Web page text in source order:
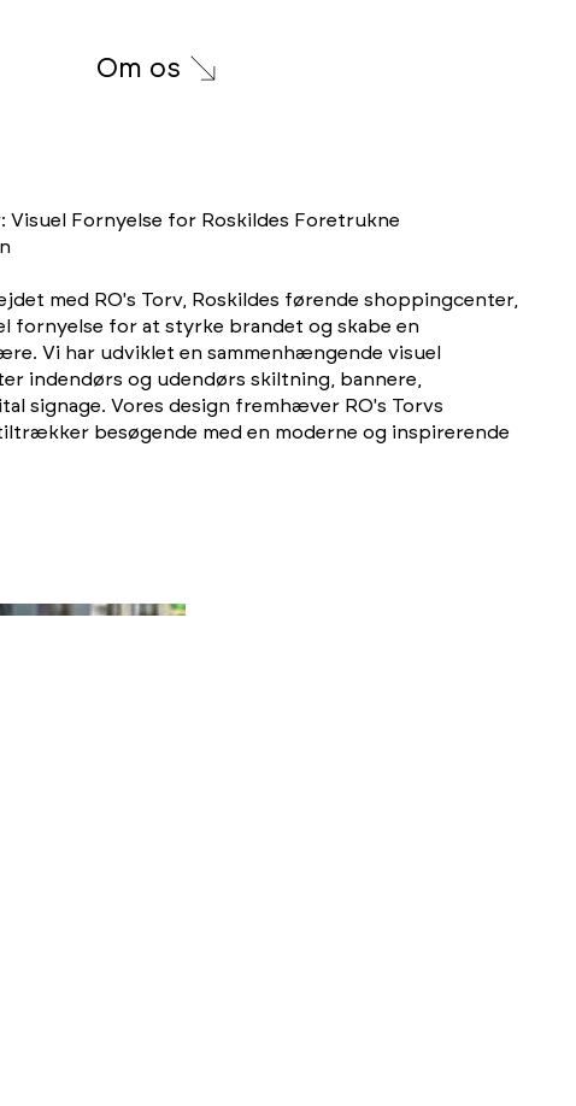
Om os
Visuel Fornyelse for Roskildes Foretrukne
med RO's Torv, Roskildes førende shoppingcenter,
fornyelse for at styrke brandet og skabe en
Vi har udviklet en sammenhængende visuel
indendørs og udendørs skiltning, bannere,
signage. Vores design fremhæver RO's Torvs
besøgende med en moderne og inspirerende